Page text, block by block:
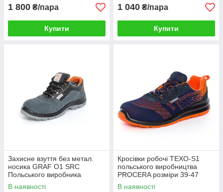
1 800 ₴/пара
Купити
1 040 ₴/пара
Купити
Захисне взуття без метал.
носика GRAF O1 SRC
Польського виробника
PROCERA
В наявності
Кросівки робочі TEXO-S1
польського виробництва
PROCERA розміри 39-47
В наявності